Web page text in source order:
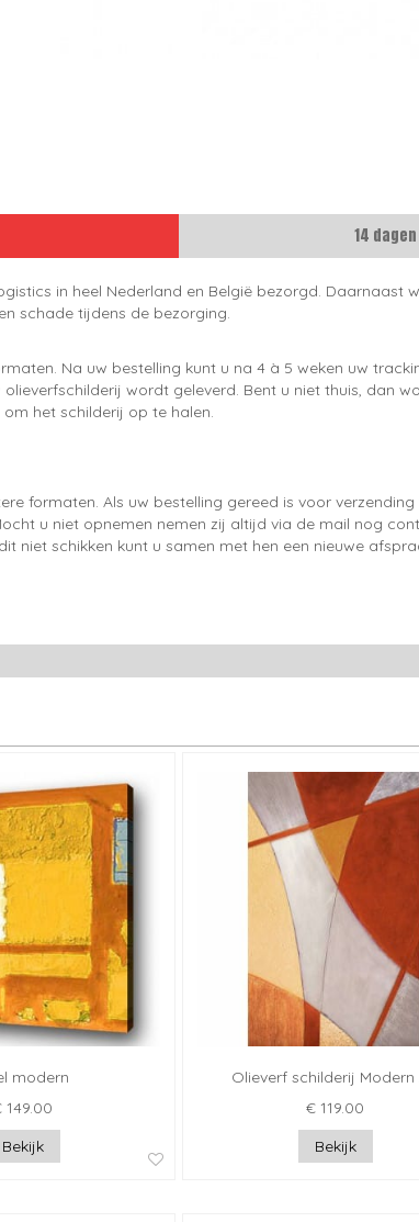
14
in heel Nederland en België bezorgd. Daarnaast
schade tijdens de bezorging.
Na uw bestelling kunt u na 4 à 5 weken uw
wordt geleverd. Bent u niet thuis, dan
het schilderij op te halen.
formaten. Als uw bestelling gereed is voor
u niet opnemen nemen zij altijd via de mail nog
niet schikken kunt u samen met hen een nieuwe
modern
149.00
Bekijk
Olieverf schilderij Modern
€ 119.00
Bekijk